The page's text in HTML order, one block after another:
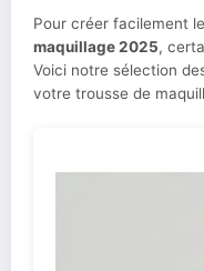
Pour créer facilement
maquillage 2025,
Voici notre sélection
votre trousse de